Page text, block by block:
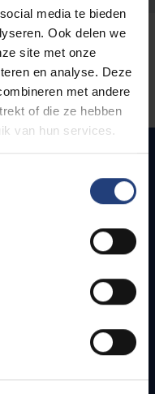
media te bieden
Ook delen we
site met onze
en analyse. Deze
met andere
of die ze hebben
van hun services.